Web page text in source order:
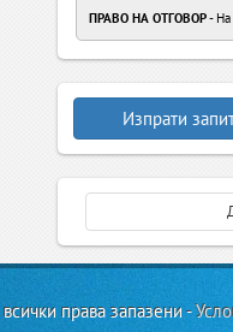
ПРАВО НА ОТГОВОР- На
Изпрати
всички права запазени -